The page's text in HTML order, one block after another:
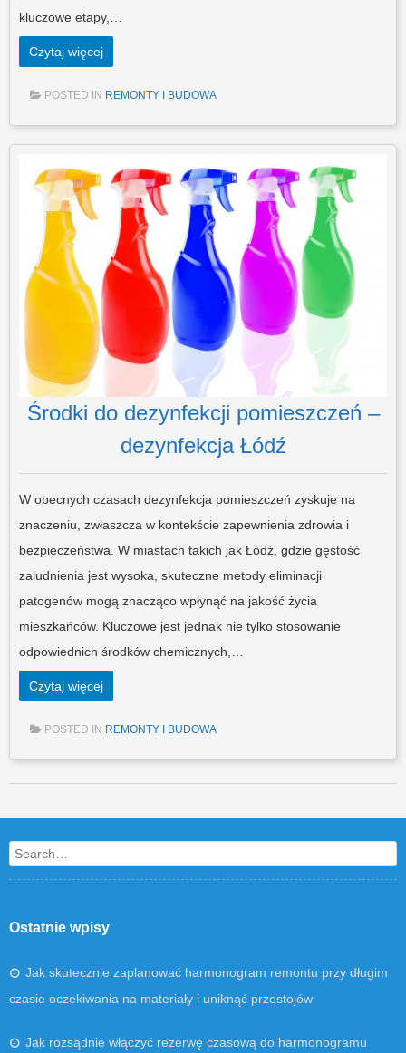
kluczowe etapy,…
Czytaj więcej
POSTED IN REMONTY I BUDOWA
Środki do dezynfekcji pomieszczeń –
dezynfekcja Łódź
W obecnych czasach dezynfekcja pomieszczeń zyskuje na
znaczeniu, zwłaszcza w kontekście zapewnienia zdrowia i
bezpieczeństwa. W miastach takich jak Łódź, gdzie gęstość
zaludnienia jest wysoka, skuteczne metody eliminacji
patogenów mogą znacząco wpłynąć na jakość życia
mieszkańców. Kluczowe jest jednak nie tylko stosowanie
odpowiednich środków chemicznych,…
Czytaj więcej
POSTED IN REMONTY I BUDOWA
Post navigation
Search
Ostatnie wpisy
Jak skutecznie zaplanować harmonogram remontu przy długim
czasie oczekiwania na materiały i uniknąć przestojów
Jak rozsądnie włączyć rezerwę czasową do harmonogramu